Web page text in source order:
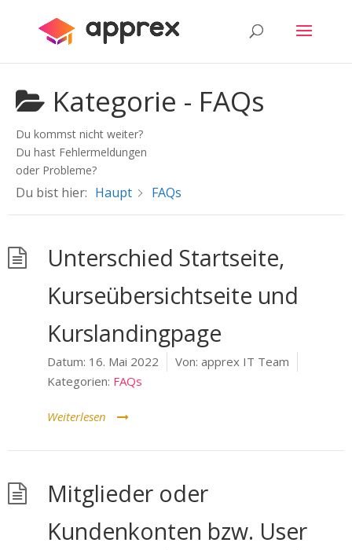
Kategorie - FAQs
Du kommst nicht weiter?
Du hast Fehlermeldungen
oder Probleme?
Du bist hier: Haupt FAQs
Unterschied Startseite,
Kurseübersichtseite und
Kurslandingpage
Datum: 16. Mai 2022 Von: apprex IT Team
Kategorien: FAQs
Weiterlesen
Mitglieder oder
Kundenkonten bzw. User